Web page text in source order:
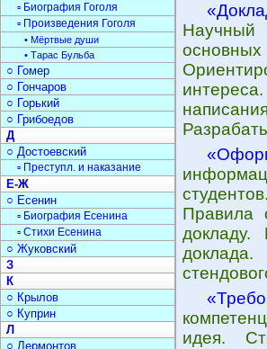
Научный
Правила
докладу.
идея.
▫ Биография Гоголя
▫ Произведения Гоголя
• Мёртвые души
• Тарас Бульба
○ Гомер
○ Гончаров
○ Горький
○ Грибоедов
Д
○ Достоевский
▫ Преступл. и наказание
Е-Ж
○ Есенин
▫ Биография Есенина
▫ Стихи Есенина
○ Жуковский
З
К
○ Крылов
○ Куприн
Л
○ Лермонтов